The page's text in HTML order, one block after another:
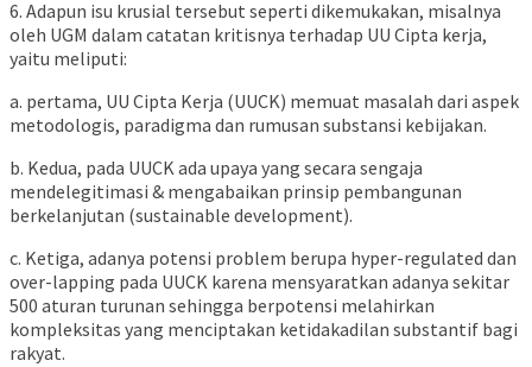
6. Adapun isu krusial tersebut seperti dikemukakan, misalnya
oleh UGM dalam catatan kritisnya terhadap UU Cipta kerja,
yaitu meliputi:
a. pertama, UU Cipta Kerja (UUCK) memuat masalah dari aspek
metodologis, paradigma dan rumusan substansi kebijakan.
b. Kedua, pada UUCK ada upaya yang secara sengaja
mendelegitimasi & mengabaikan prinsip pembangunan
berkelanjutan (sustainable development).
c. Ketiga, adanya potensi problem berupa hyper-regulated dan
over-lapping pada UUCK karena mensyaratkan adanya sekitar
500 aturan turunan sehingga berpotensi melahirkan
kompleksitas yang menciptakan ketidakadilan substantif bagi
rakyat.